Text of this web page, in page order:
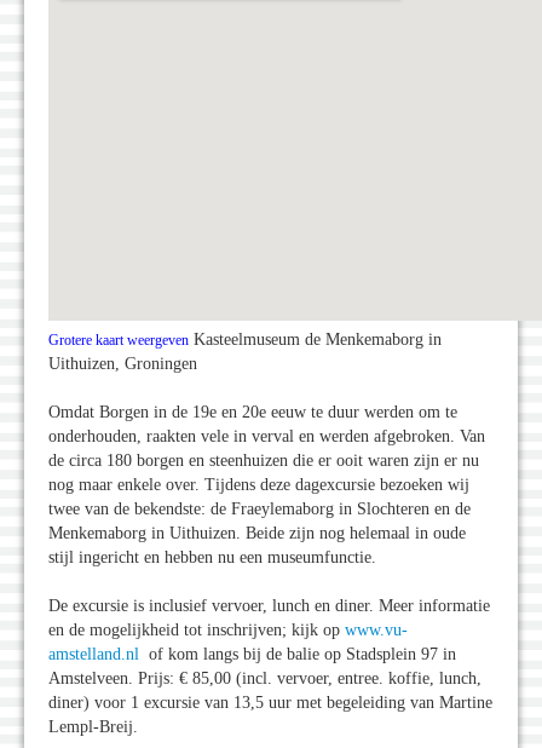
Grotere kaart weergeven Kasteelmuseum de Menkemaborg in
Uithuizen, Groningen
Omdat Borgen in de 19e en 20e eeuw te duur werden om te
onderhouden, raakten vele in verval en werden afgebroken. Van
de circa 180 borgen en steenhuizen die er ooit waren zijn er nu
nog maar enkele over. Tijdens deze dagexcursie bezoeken wij
twee van de bekendste: de Fraeylemaborg in Slochteren en de
Menkemaborg in Uithuizen. Beide zijn nog helemaal in oude
stijl ingericht en hebben nu een museumfunctie.
De excursie is inclusief vervoer, lunch en diner. Meer informatie
en de mogelijkheid tot inschrijven; kijk op www.vu-
amstelland.nl of kom langs bij de balie op Stadsplein 97 in
Amstelveen. Prijs: € 85,00 (incl. vervoer, entree. koffie, lunch,
diner) voor 1 excursie van 13,5 uur met begeleiding van Martine
Lempl-Breij.